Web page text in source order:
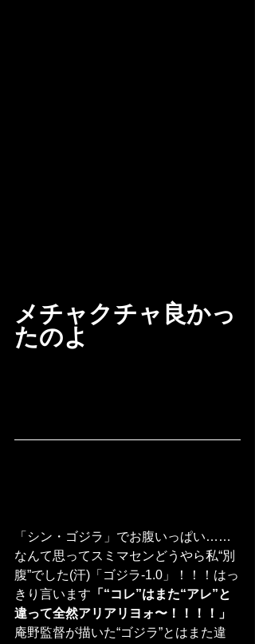
メチャクチャ良かっ
たのよ
「シン・ゴジラ」でお腹いっぱい……
なんて思ってスミマセンどうやら私“別
腹”でした(汗)「ゴジラ-1.0」！！！はっ
きり言います 「“コレ”はまた“アレ”と
違って全然アリアリヨォ〜！！！！」
庵野監督が描いた“ゴジラ”とはまた違